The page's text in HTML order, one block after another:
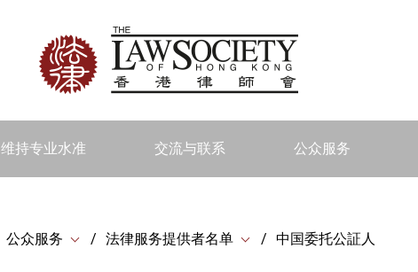
维持专业水准 交流与联系 公众服务
公众服务 法律服务提供者名单 中国委托公証人